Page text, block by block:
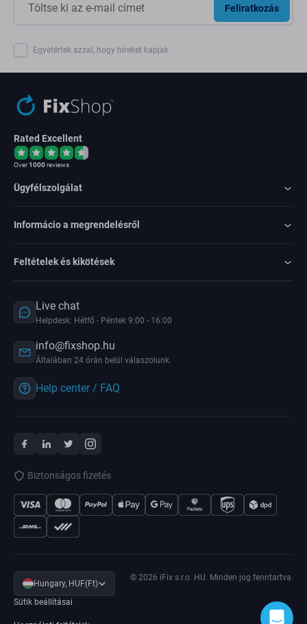
Feliratkozás
Egyetértek azzal, hogy híreket kapjak
Rated Excellent
Over1000reviews
Ügyfélszolgálat
Informácio a megrendelésről
Feltételek és kikötések
Live chat
Helpdesk: Hétfő - Péntek 9:00 - 16:00
info@fixshop.hu
Általában 24 órán belül válaszolunk.
Help center / FAQ
Biztonságos fizetés
Hungary, HUF(Ft)
Sütik beállításai
© 2026 iFix s.r.o. HU. Minden jog fenntartva.